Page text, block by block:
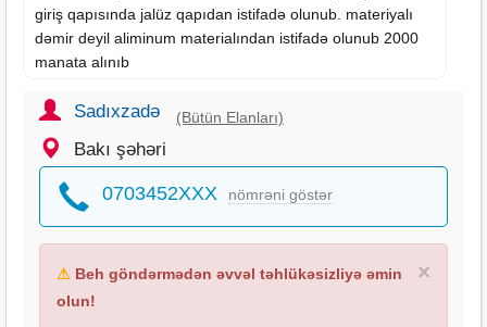
giriş qapısında jalüz qapıdan istifadə olunub. materiyalı
dəmir deyil aliminum materialından istifadə olunub 2000
manata alınıb
əlavə məlumat üçün əlaqə saxlamağınız xahiş olunur
Sadıxzadə (Bütün Elanları)
Bakı şəhəri
0703452XXX nömrəni göstər
×
⚠ Beh göndərmədən əvvəl təhlükəsizliyə əmin
olun!